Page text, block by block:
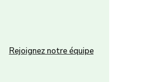
Rejoignez notre équipe